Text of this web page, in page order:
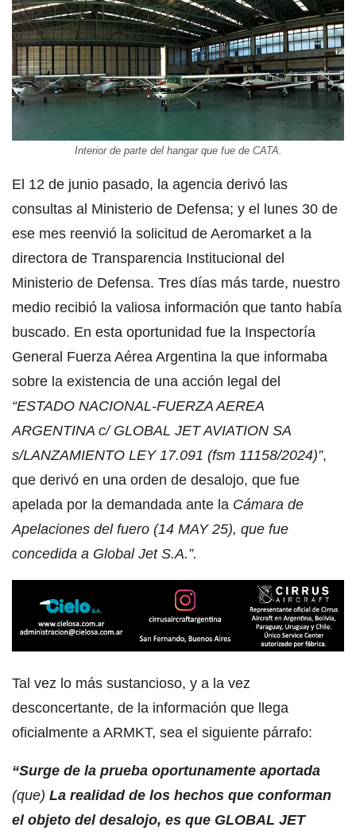
Interior de parte del hangar que fue de CATA.
El 12 de junio pasado, la agencia derivó las
consultas al Ministerio de Defensa; y el lunes 30 de
ese mes reenvió la solicitud de Aeromarket a la
directora de Transparencia Institucional del
Ministerio de Defensa. Tres días más tarde, nuestro
medio recibió la valiosa información que tanto había
buscado. En esta oportunidad fue la Inspectoría
General Fuerza Aérea Argentina la que informaba
sobre la existencia de una acción legal del
“ESTADO NACIONAL-FUERZA AEREA
ARGENTINA c/ GLOBAL JET AVIATION SA
s/LANZAMIENTO LEY 17.091 (fsm 11158/2024)”,
que derivó en una orden de desalojo, que fue
apelada por la demandada ante la Cámara de
Apelaciones del fuero (14 MAY 25), que fue
concedida a Global Jet S.A.”.
Tal vez lo más sustancioso, y a la vez
desconcertante, de la información que llega
oficialmente a ARMKT, sea el siguiente párrafo:
“Surge de la prueba oportunamente aportada
(que) La realidad de los hechos que conforman
el objeto del desalojo, es que GLOBAL JET